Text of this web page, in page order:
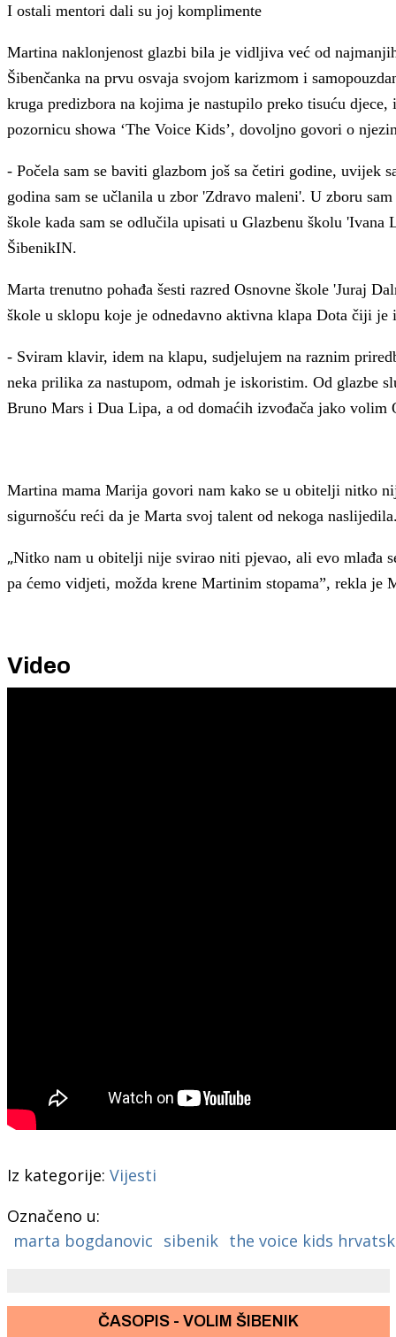
I ostali mentori dali su joj komplimente
Martina naklonjenost glazbi bila je vidljiva već od
Šibenčanka na prvu osvaja svojom karizmom i
kruga predizbora na kojima je nastupilo preko tisuću
pozornicu showa ‘The Voice Kids’, dovoljno govori o
- Počela sam se baviti glazbom još sa četiri godine, uvijek
godina sam se učlanila u zbor 'Zdravo maleni'. U zboru
škole kada sam se odlučila upisati u Glazbenu školu 'Ivana
ŠibenikIN.
Marta trenutno pohađa šesti razred Osnovne škole 'Juraj
škole u sklopu koje je odnedavno aktivna klapa Dota čiji je
- Sviram klavir, idem na klapu, sudjelujem na raznim
neka prilika za nastupom, odmah je iskoristim. Od glazbe
Bruno Mars i Dua Lipa, a od domaćih izvođača jako volim
Martina mama Marija govori nam kako se u obitelji nitko
sigurnošću reći da je Marta svoj talent od nekoga
„Nitko nam u obitelji nije svirao niti pjevao, ali evo mlađa
pa ćemo vidjeti, možda krene Martinim stopama”, rekla je
Video
Iz kategorije: Vijesti
Označeno u:
marta bogdanovic sibenik the voice kids
ČASOPIS - VOLIM ŠIBENIK